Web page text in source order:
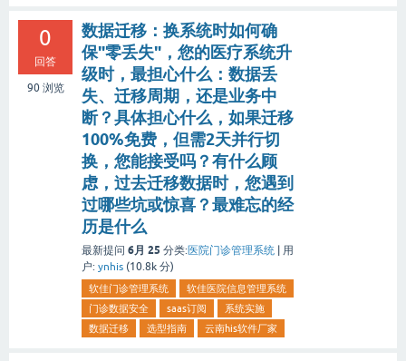
0
回答
90浏览
数据迁移：换系统时如何确
保"零丢失"，您的医疗系统升
级时，最担心什么：数据丢
失、迁移周期，还是业务中
断？具体担心什么，如果迁移
100%免费，但需2天并行切
换，您能接受吗？有什么顾
虑，过去迁移数据时，您遇到
过哪些坑或惊喜？最难忘的经
历是什么
最新提问 6月 25 分类:医院门诊管理系统 | 用
户: ynhis (10.8k 分)
软佳门诊管理系统
软佳医院信息管理系统
门诊数据安全
saas订阅
系统实施
数据迁移
选型指南 云南his软件厂家